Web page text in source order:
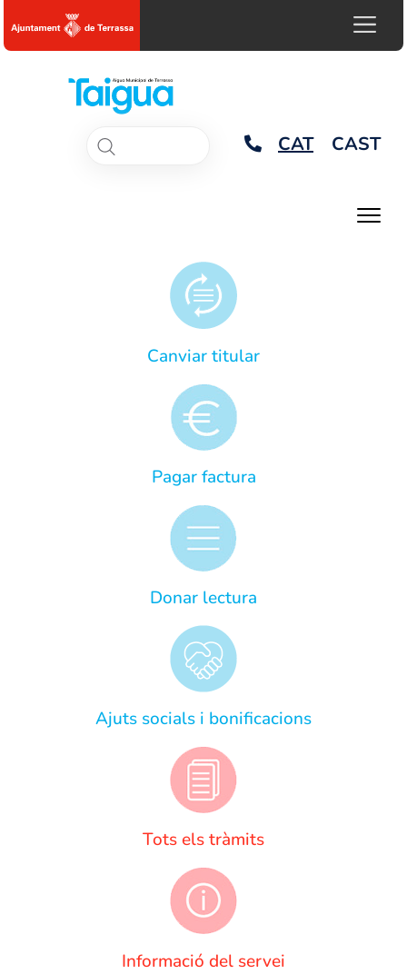
CAT CAST
Canviar titular
Pagar factura
Donar lectura
Ajuts socials i bonificacions
Tots els tràmits
Informació del servei